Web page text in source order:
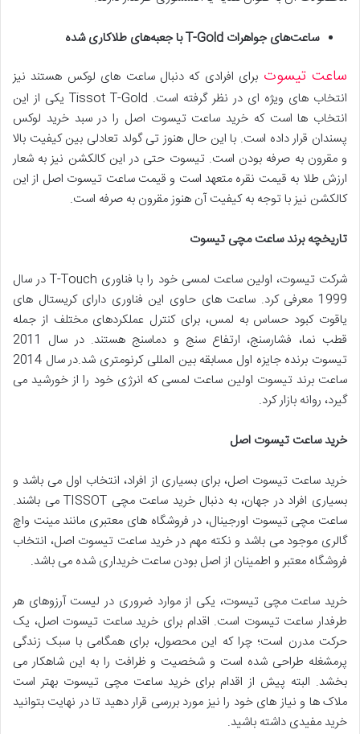
ساعت‌های جواهرات
با جعبه‌های طلاکاری شده
ساعت تیسوت برای افرادی که دنبال ساعت های لوکس هستند نیز
انتخاب های ویژه ای در نظر گرفته است. Tissot T-Gold یکی از این
انتخاب ها است که خرید ساعت تیسوت اصل را در سبد خرید لوکس
پسندان قرار داده است. با این حال هنوز تی گولد تعادلی بین کیفیت بالا
و مقرون به صرفه بودن است. تیسوت حتی در این کالکشن نیز به شعار
ارزش طلا به قیمت نقره متعهد است و قیمت ساعت تیسوت اصل از این
کالکشن نیز با توجه به کیفیت آن هنوز مقرون به صرفه است.
تاریخچه برند ساعت مچی تیسوت
شرکت تیسوت، اولین ساعت لمسی خود را با فناوری T-Touch در سال
1999 معرفی کرد. ساعت های حاوی این فناوری دارای کریستال های
یاقوت کبود حساس به لمس، برای کنترل عملکردهای مختلف از جمله
قطب نما، فشارسنج، ارتفاع سنج و دماسنج هستند. در سال 2011
تیسوت برنده جایزه اول مسابقه بین المللی کرنومتری شد.در سال 2014
ساعت برند تیسوت اولین ساعت لمسی که انرژی خود را از خورشید می
گیرد، روانه بازار کرد.
خرید ساعت تیسوت اصل
خرید ساعت تیسوت اصل، برای بسیاری از افراد، انتخاب اول می باشد و
بسیاری افراد در جهان، به دنبال خرید ساعت مچی TISSOT می باشند.
ساعت مچی تیسوت اورجینال، در فروشگاه های معتبری مانند مینت واچ
گالری موجود می باشد و نکته مهم در خرید ساعت تیسوت اصل، انتخاب
فروشگاه معتبر و اطمینان از اصل بودن ساعت خریداری شده می باشد.
خرید ساعت مچی تیسوت، یکی از موارد ضروری در لیست آرزوهای هر
طرفدار ساعت تیسوت است. اقدام برای خرید ساعت تیسوت اصل، یک
حرکت مدرن است؛ چرا که این محصول، برای همگامی با سبک زندگی
پرمشغله طراحی شده است و شخصیت و ظرافت را به این شاهکار می
بخشد. البته پیش از اقدام برای خرید ساعت مچی تیسوت بهتر است
ملاک ها و نیاز های خود را نیز مورد بررسی قرار دهید تا در نهایت بتوانید
خرید مفیدی داشته باشید.